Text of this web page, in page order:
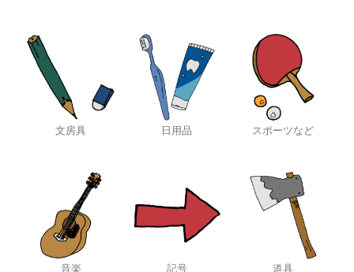
文房具 日用品 スポーツなど
音楽 記号 道具